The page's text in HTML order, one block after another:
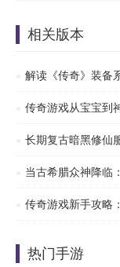
相关版本
解读《传奇》装备
传奇游戏从宝宝到
长期复古暗黑修仙
当古希腊众神降临
传奇游戏新手攻略
热门手游